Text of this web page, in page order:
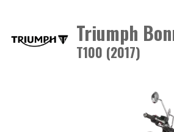
Triumph
T100 (2017)